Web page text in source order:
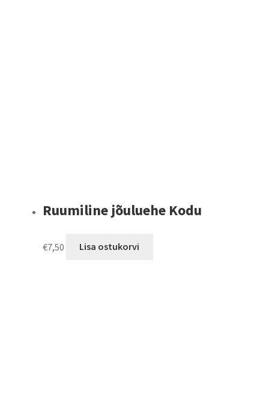
Ruumiline jõuluehe Kodu
€7,50 Lisa ostukorvi